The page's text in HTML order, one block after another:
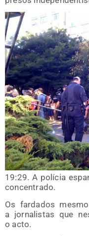
19:29. A polí­cia
concentrado.
Os far­da­dos
a jor­na­lis­tas que
o acto.